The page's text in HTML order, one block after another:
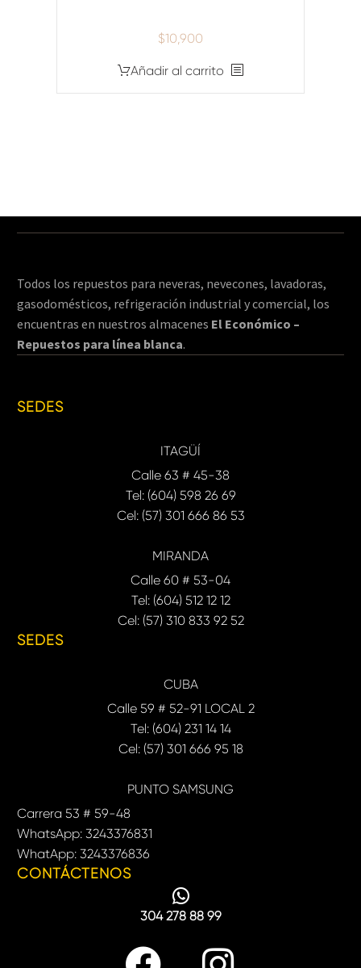
$10,900
Añadir al carrito
Todos los repuestos para neveras, nevecones, lavadoras,
gasodomésticos, refrigeración industrial y comercial, los
encuentras en nuestros almacenes El Económico –
Repuestos para línea blanca.
SEDES
ITAGÜÍ
Calle 63 # 45-38
Tel: (604) 598 26 69
Cel: (57) 301 666 86 53
MIRANDA
Calle 60 # 53-04
Tel: (604) 512 12 12
Cel: (57) 310 833 92 52
SEDES
CUBA
Calle 59 # 52-91 LOCAL 2
Tel: (604) 231 14 14
Cel: (57) 301 666 95 18
PUNTO SAMSUNG
Carrera 53 # 59-48
WhatsApp: 3243376831
WhatApp: 3243376836
CONTÁCTENOS
304 278 88 99